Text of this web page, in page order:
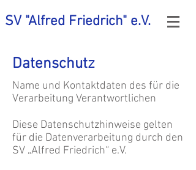
SV "Alfred Friedrich" e.V.
Datenschutz
Name und Kontaktdaten des für die
Verarbeitung Verantwortlichen
Diese Datenschutzhinweise gelten
für die Datenverarbeitung durch den
SV „Alfred Friedrich“ e.V.